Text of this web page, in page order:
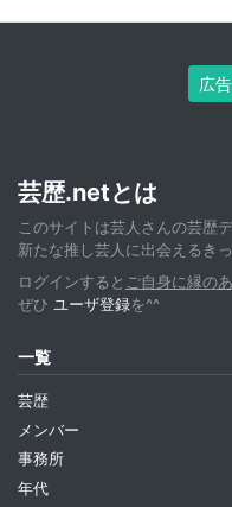
広
芸歴.netとは
このサイトは芸人さんの芸歴
新たな推し芸人に出会えるき
ログインすると ご自身に縁の
ぜひ ユーザ登録を^^
一覧
芸歴
メンバー
事務所
年代